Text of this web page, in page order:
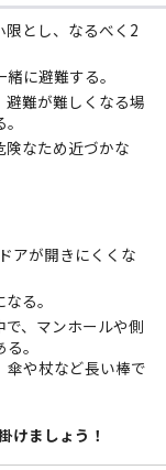
限とし、なるべく2
に避難する。
難が難しくなる場
なため近づかな
アが開きにくくな
る。
、マンホールや側
。
傘や杖など長い棒で
けましょう！